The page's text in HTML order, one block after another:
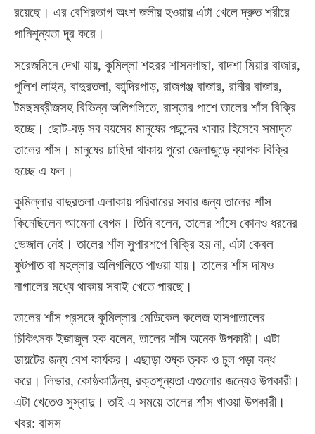
রয়েছে। এর বেশিরভাগ অংশ জলীয় হওয়ায় এটা খেলে দ্রুত শরীরে
পানিশূন্যতা দূর করে।
সরেজমিনে দেখা যায়, কুমিল্লা শহরর শাসনগাছা, বাদশা মিয়ার বাজার,
পুলিশ লাইন, বাদুরতলা, কান্দিরপাড়, রাজগঞ্জ বাজার, রানীর বাজার,
টমছমব্রীজসহ বিভিন্ন অলিগলিতে, রাস্তার পাশে তালের শাঁস বিক্রি
হচ্ছে। ছোট-বড় সব বয়সের মানুষের পছন্দের খাবার হিসেবে সমাদৃত
তালের শাঁস। মানুষের চাহিদা থাকায় পুরো জেলাজুড়ে ব্যাপক বিক্রি
হচ্ছে এ ফল।
কুমিল্লার বাদুরতলা এলাকায় পরিবারের সবার জন্য তালের শাঁস
কিনেছিলেন আমেনা বেগম। তিনি বলেন, তালের শাঁসে কোনও ধরনের
ভেজাল নেই। তালের শাঁস সুপারশপে বিক্রি হয় না, এটা কেবল
ফুটপাত বা মহল্লার অলিগলিতে পাওয়া যায়। তালের শাঁস দামও
নাগালের মধ্যে থাকায় সবাই খেতে পারছে।
তালের শাঁস প্রসঙ্গে কুমিল্লার মেডিকেল কলেজ হাসপাতালের
চিকিৎসক ইজাজুল হক বলেন, তালের শাঁস অনেক উপকারী। এটা
ডায়টের জন্য বেশ কার্যকর। এছাড়া শুষ্ক ত্বক ও চুল পড়া বন্ধ
করে। লিভার, কোষ্ঠকাঠিন্য, রক্তশূন্যতা এগুলোর জন্যেও উপকারী।
এটা খেতেও সুস্বাদু। তাই এ সময়ে তালের শাঁস খাওয়া উপকারী।
খবর: বাসস